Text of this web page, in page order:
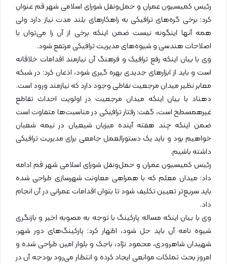
رئیس کمیسیون عمران و حمل‌ونقل شورای اسلامی شهر قم عنوان
کرد: برخی گره‌های ترافیکی به راهکارهای بلند مدت نیاز دارد ولی
همه آنها اینگونه نیست ضمن اینکه برخی از آن را می‌توان با
اصلاحات هندسی و شیوه‌های مدیریت ترافیکی مرتفع شود.
وی با بیان اینکه رفع ترافیک و فرهنگ آن نیازمند اقدامات خلاقانه
است و باید از ابزارهای جدیدی بهره گیری شود، اذعان کرد: در شبکه
معابر نظیر میدان مرجعیت نقاطی وجود دارد که نیازمند ورود است.
دهناد با بیان اینکه میدان مرجعیت در اولویت احداث تقاطع
غیرهمسطح است، گفت: رفتار ترافیکی در مناسبت‌ها متفاوت است
ضمن اینکه چند هفته آینده میزبان شیعیان در نیمه شعبان
خواهیم بود و باید یک دستورالعمل جامعی برای مدیریت ترافیکی
داشته باشیم.
رئیس کمیسیون عمران و حمل‌ونقل شورای اسلامی شهر قم ادامه
داد: میدان معلم که با همراهی معاونت شهرسازی طراحی شده
باید سریع‌تر تعیین تکلیف شود تا بتوان اقدامات عمرانی در آن انجام
داد.
وی با بیان اینکه مساله پارکینگ با توجه به مصوبه اخیر و بازنگری
شیوه نامه آن باید حل شود، اظهار کرد: پارکینگ‌های دور شهر،
شهیدان شاهرودی، محمود نژاد، باجک و بلوار امین طراحی شده و
امروز بحث تملکات موانعی ایجاد کرده و انتظار می‌رود بودجه آن در